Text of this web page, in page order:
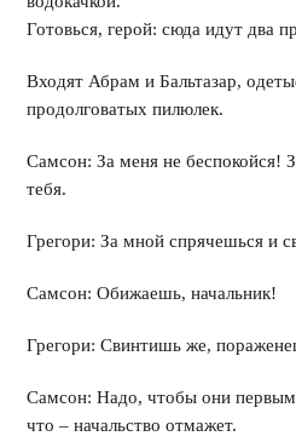
Готовься, герой: сюда идут два
Входят Абрам и Бальтазар,
продолговатых пилюлек.
Самсон: За меня не беспокойся!
тебя.
Грегори: За мной спрячешься и
Самсон: Обижаешь, начальник!
Грегори: Свинтишь же,
Самсон: Надо, чтобы они
что – начальство отмажет.